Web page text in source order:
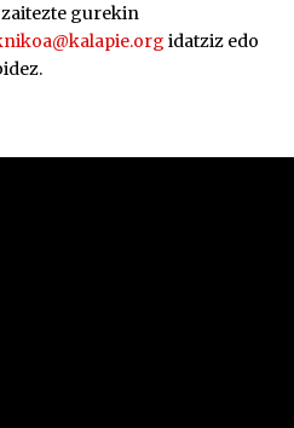
gurekin
idatziz edo